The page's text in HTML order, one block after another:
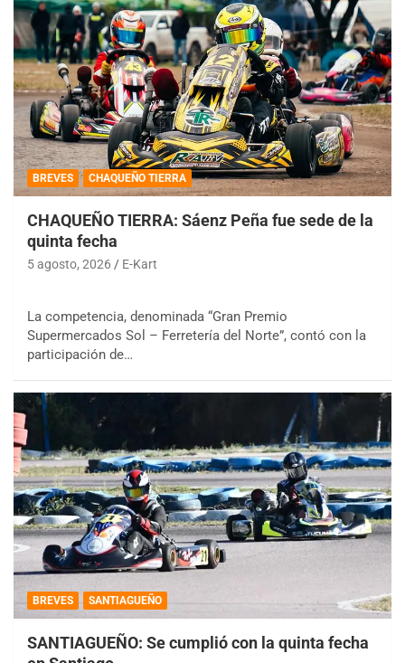
BREVES CHAQUEÑO TIERRA
CHAQUEÑO TIERRA: Sáenz Peña fue sede de la
quinta fecha
5 agosto, 2026 E-Kart
La competencia, denominada “Gran Premio
Supermercados Sol – Ferretería del Norte”, contó con la
participación de…
BREVES SANTIAGUEÑO
SANTIAGUEÑO: Se cumplió con la quinta fecha